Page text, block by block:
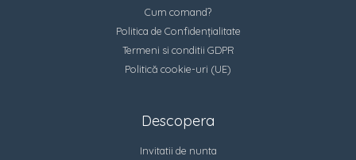
Cum comand?
Politica de Confidențialitate
Termeni si conditii GDPR
Politică cookie-uri (UE)
Descopera
Invitatii de nunta